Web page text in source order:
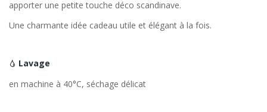
apporter une petite touche déco scandinave.
Une charmante idée cadeau utile et élégant à la fois.
Lavage
en machine à 40°C, séchage délicat